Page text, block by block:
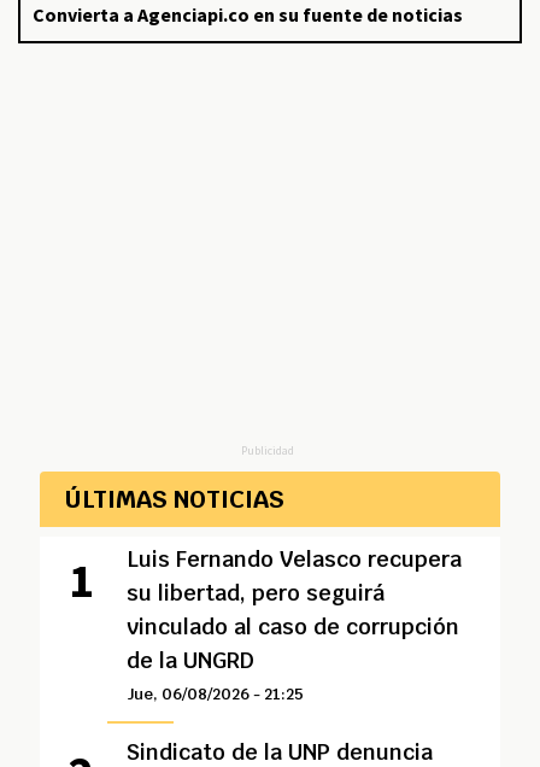
Convierta a Agenciapi.co en su fuente de noticias
Publicidad
ÚLTIMAS NOTICIAS
Luis Fernando Velasco recupera
su libertad, pero seguirá
vinculado al caso de corrupción
de la UNGRD
Jue, 06/08/2026 - 21:25
Sindicato de la UNP denuncia